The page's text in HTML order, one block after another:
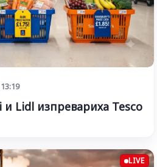
Lidl изпревариха Tesco
LIVE